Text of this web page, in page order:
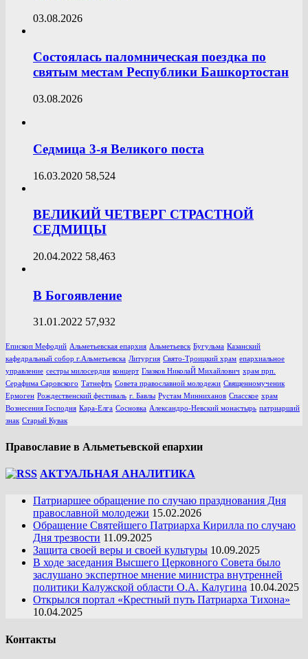
03.08.2026
Состоялась паломническая поездка по
святым местам Республики Башкортостан
03.08.2026
Седмица 3-я Великого поста
16.03.2020 58,524
ВЕЛИКИЙ ЧЕТВЕРГ СТРАСТНОЙ
СЕДМИЦЫ
20.04.2022 58,463
В Богоявление
31.01.2022 57,932
Епископ Мефодий Альметьевская епархия Альметьевск Бугульма Казанский
кафедральный собор г.Альметьевска Литургия Свято-Троицкий храм епархиальное
управление сестры милосердия концерт Глазков НиколаЙ Михайлович храм прп.
Серафима Саровского Татнефть Совета православной молодежи Священномученик
Ермоген Рождественский фестиваль г. Бавлы Рустам Минниханов Спасское храм
Вознесения Господня Кара-Елга Сосновка Александро-Невский монастырь патриарший
знак Старый Кувак
Православие в Альметьевской епархии
АКТУАЛЬНАЯ АНАЛИТИКА
Патриаршее обращение по случаю празднования Дня
православной молодежи 15.02.2026
Обращение Святейшего Патриарха Кирилла по случаю
Дня трезвости 11.09.2025
Защита своей веры и своей культуры 10.09.2025
В ходе заседания Высшего Церковного Совета было
заслушано экспертное мнение министра внутренней
политики Калужской области О.А. Калугина 10.04.2025
Открылся портал «Крестный путь Патриарха Тихона»
10.04.2025
Контакты